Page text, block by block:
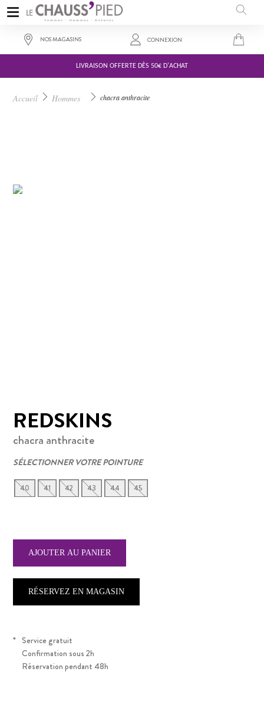
LIVRAISON OFFERTE DÈS 50€ D'ACHAT
NOS MAGASINS CONNEXION
Accueil Hommes chacra anthracite
REDSKINS
chacra anthracite
SÉLECTIONNER VOTRE POINTURE
40 41 42 43 44 45
RÉSERVEZ EN MAGASIN
* Service gratuit
Confirmation sous 2h
Réservation pendant 48h
100,00 €